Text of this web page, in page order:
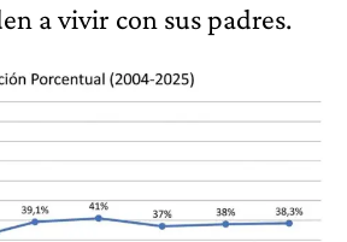
a vivir con sus padres.